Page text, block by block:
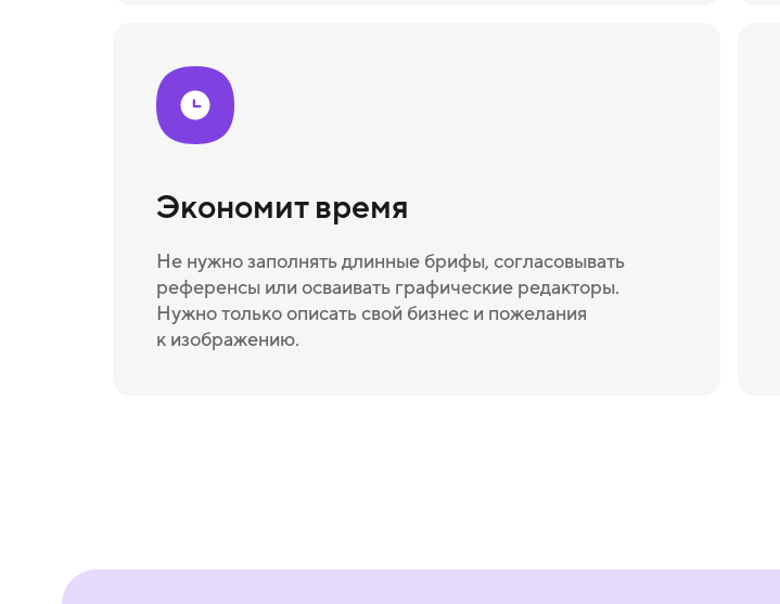
Экономит время
Не нужно заполнять длинные брифы, согласовывать
референсы или осваивать графические редакторы.
Нужно только описать свой бизнес и пожелания
к изображению.